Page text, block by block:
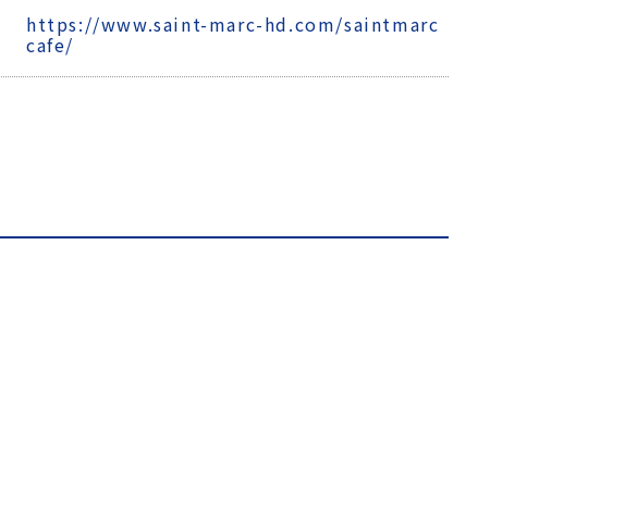
https://www.saint-marc-hd.com/saintmarc
cafe/